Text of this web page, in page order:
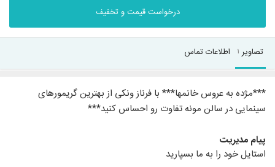
درخواست قیمت و تخفیف
تصاویر ۱ اطلاعات تماس
***مژده به عروس خانمها*** با فرناز ونکی از بهترین گریمورهای
سینمایی در سالن مونه تفاوت رو احساس کنید***
پیام مدیریت
استایل خود را به ما بسپارید